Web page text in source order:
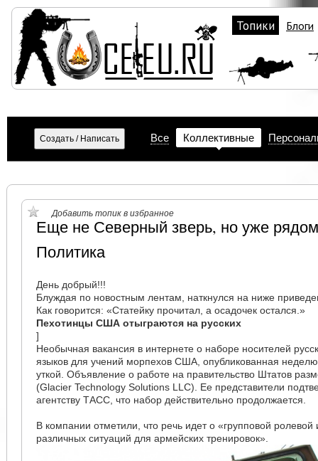
Топики Блоги
Все Коллективные
Добавить топик в избранное
Еще не Северный зверь, но уже
Политика
День добрый!!!
Блуждая по новостным лентам, наткнулся на ниже
Как говорится: «Статейку прочитал, а осадочек остался.»
Пехотинцы США отыграются на русских
]
Необычная вакансия в интернете о наборе носителей
языков для учений морпехов США, опубликованная неделю
уткой. Объявление о работе на правительство Штатов
(Glacier Technology Solutions LLC). Ее представители
агентству ТАСС, что набор действительно продолжается.
В компании отметили, что речь идет о «групповой ролевой
различных ситуаций для армейских тренировок».